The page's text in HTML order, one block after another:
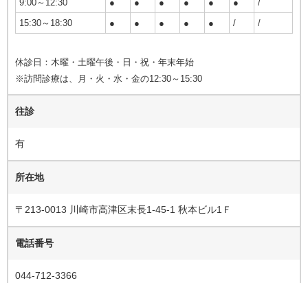
9:00～12:30
● ● ● ● ● ●
/
15:30～18:30
● ● ● ● ● / /
休診日：木曜・土曜午後・日・祝・年末年始
※訪問診療は、月・火・水・金の12:30～15:30
往診
有
所在地
〒213-0013 川崎市高津区末長1-45-1 秋本ビル1Ｆ
電話番号
044-712-3366